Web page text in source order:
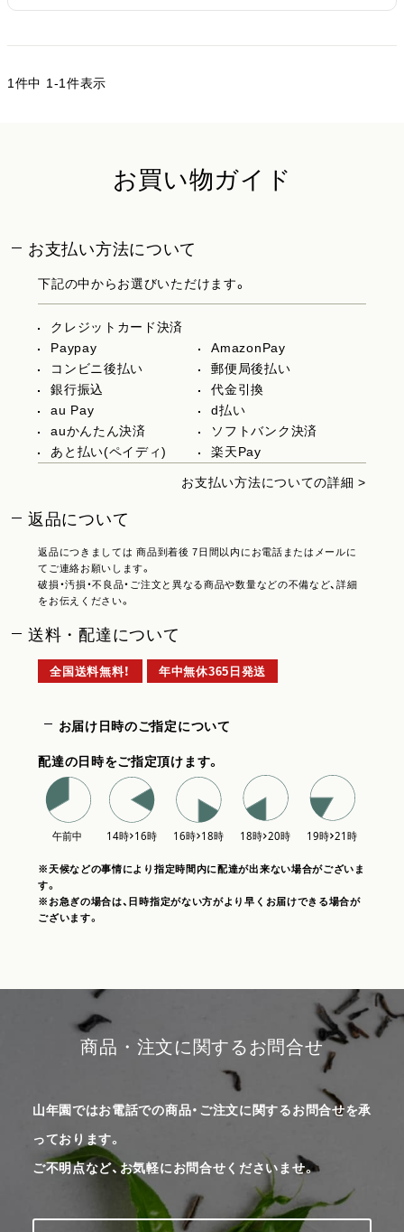
1 件中 1 -1 件表示
お買い物ガイド
お支払い方法について
下記の中からお選びいただけます。
クレジットカード決済
Paypay
AmazonPay
コンビニ後払い
郵便局後払い
銀行振込
代金引換
au Pay
d払い
auかんたん決済
ソフトバンク決済
あと払い(ペイディ)
楽天Pay
お支払い方法についての詳細 >
返品について
返品につきましては 商品到着後 7日間以内にお電話またはメールに
てご連絡お願いします。
破損・汚損・不良品・ご注文と異なる商品や数量などの不備など、詳細
をお伝えください。
送料・配達について
全国送料無料！ 年中無休365日発送
お届け日時のご指定について
配達の日時をご指定頂けます。
※天候などの事情により指定時間内に配達が出来ない場合がございま
す。
※お急ぎの場合は、日時指定がない方がより早くお届けできる場合が
ございます。
商品・注文に関するお問合せ
山年園ではお電話での商品・ご注文に関するお問合せを承
っております。
ご不明点など、お気軽にお問合せくださいませ。